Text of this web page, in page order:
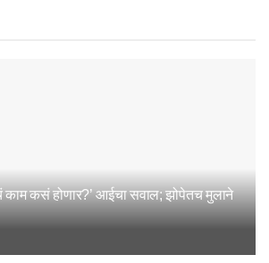
काम कसं होणार?’ आईचा सवाल; झोपेतच मुलाने